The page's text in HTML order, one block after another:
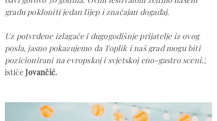
gradu pokloniti jedan lijep i značajan događaj.
Uz potvrđene izlagače i dugogodišnje prijatelje iz ovog
posla, jasno pokazujemo da Toplik i naš grad mogu biti
pozicionirani na evropskoj i svjetskoj eno-gastro sceni.',
ističeJovančić.